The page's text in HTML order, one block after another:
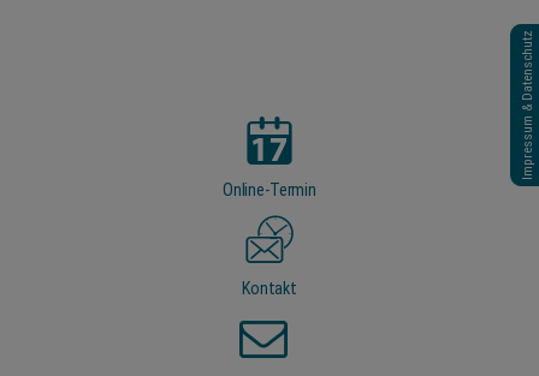
Impressum & Datenschutz
Online-Termin
Kontakt